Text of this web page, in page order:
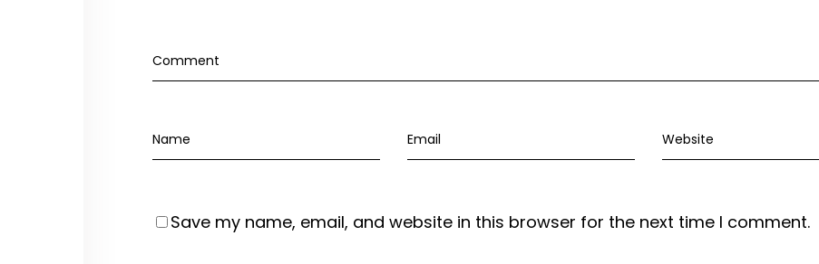
Save my name, email, and website in this browser for the next time I comment.